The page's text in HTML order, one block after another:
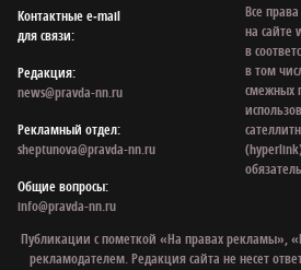
Контактные e‑mail
для связи:
Редакция:
news@pravda-nn.ru
Рекламный отдел:
sheptunova@pravda-nn.ru
Общие вопросы:
info@pravda-nn.ru
Все
на сайте
в
в том
смежных
Публикации с пометкой «На правах рекламы»,
рекламодателем. Редакция сайта не несет